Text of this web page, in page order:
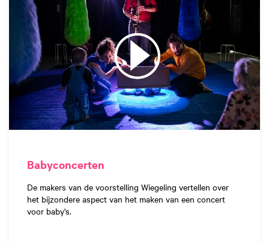
Babyconcerten
De makers van de voorstelling Wiegeling vertellen over
het bijzondere aspect van het maken van een concert
voor baby's.